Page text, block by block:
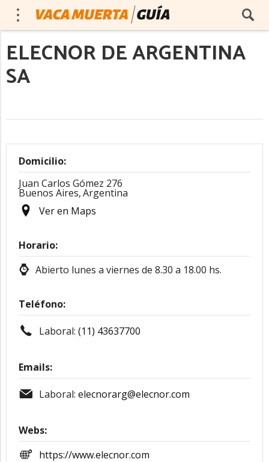
ELECNOR DE ARGENTINA
SA
Domicilio:
Juan Carlos Gómez 276
Buenos Aires,Argentina
Ver en Maps
Horario:
Abierto lunes a viernes de 8.30 a 18.00 hs.
Teléfono:
Laboral: (11) 43637700
Emails:
Laboral: elecnorarg@elecnor.com
Webs:
https://www.elecnor.com